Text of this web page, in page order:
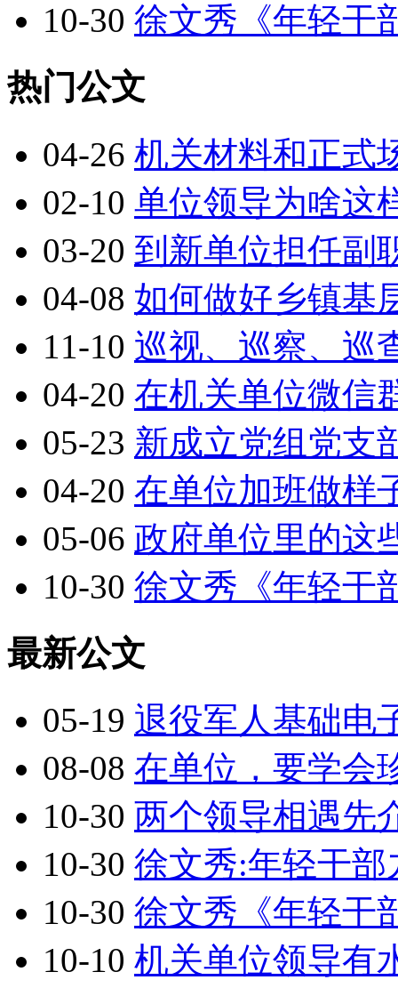
10-30 徐文秀《年轻干
热门公文
04-26 机关材料和正式
02-10 单位领导为啥这
03-20 到新单位担任副
04-08 如何做好乡镇基
11-10 巡视、巡察、巡
04-20 在机关单位微信
05-23 新成立党组党支
04-20 在单位加班做样
05-06 政府单位里的这
10-30 徐文秀《年轻干
最新公文
05-19 退役军人基础电
08-08 在单位，要学会
10-30 两个领导相遇先
10-30 徐文秀:年轻干部
10-30 徐文秀《年轻干
10-10 机关单位领导有